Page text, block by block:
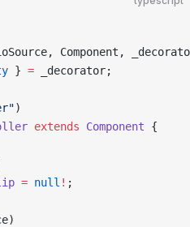
Component,
} = _decorator;
)
extends Component {
= null ! ;